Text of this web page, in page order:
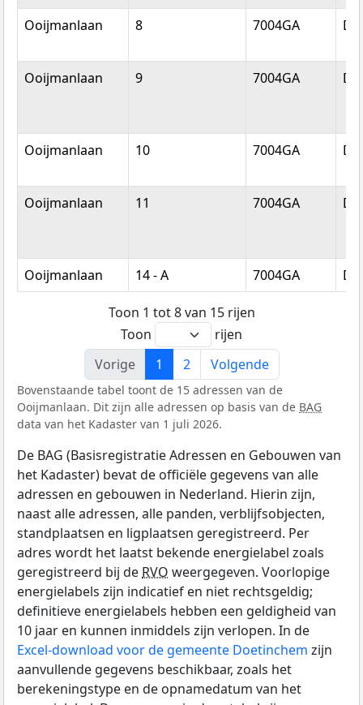
Ooijmanlaan 8 7004GA
Ooijmanlaan 9 7004GA
Ooijmanlaan 10 7004GA
Ooijmanlaan 11 7004GA
Ooijmanlaan 14 - A 7004GA
Toon 1 tot 8 van 15 rijen
Toon
rijen
Vorige
1 2 Volgende
Bovenstaande tabel toont de 15 adressen van de
Ooijmanlaan. Dit zijn alle adressen op basis van de BAG
data van het Kadaster van 1 juli 2026.
De BAG (Basisregistratie Adressen en Gebouwen van
het Kadaster) bevat de officiële gegevens van alle
adressen en gebouwen in Nederland. Hierin zijn,
naast alle adressen, alle panden, verblijfsobjecten,
standplaatsen en ligplaatsen geregistreerd. Per
adres wordt het laatst bekende energielabel zoals
geregistreerd bij de RVO weergegeven. Voorlopige
energielabels zijn indicatief en niet rechtsgeldig;
definitieve energielabels hebben een geldigheid van
10 jaar en kunnen inmiddels zijn verlopen. In de
Excel-download voor de gemeente Doetinchem zijn
aanvullende gegevens beschikbaar, zoals het
berekeningstype en de opnamedatum van het